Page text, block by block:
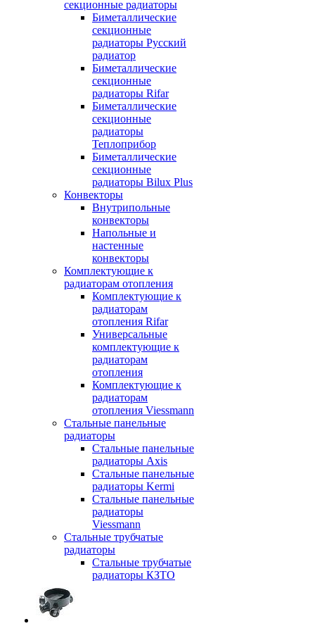
секционные радиаторы
Биметаллические
секционные
радиаторы Русский
радиатор
Биметаллические
секционные
радиаторы Rifar
Биметаллические
секционные
радиаторы
Теплоприбор
Биметаллические
секционные
радиаторы Bilux Plus
Конвекторы
Внутрипольные
конвекторы
Напольные и
настенные
конвекторы
Комплектующие к
радиаторам отопления
Комплектующие к
радиаторам
отопления Rifar
Универсальные
комплектующие к
радиаторам
отопления
Комплектующие к
радиаторам
отопления Viessmann
Стальные панельные
радиаторы
Стальные панельные
радиаторы Axis
Стальные панельные
радиаторы Kermi
Стальные панельные
радиаторы
Viessmann
Стальные трубчатые
радиаторы
Стальные трубчатые
радиаторы КЗТО